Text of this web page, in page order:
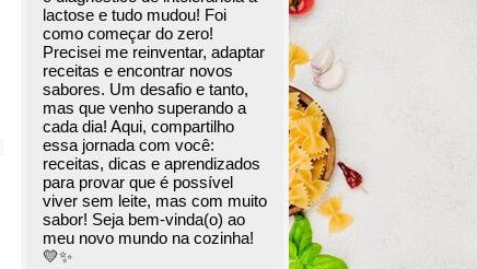
lactose e tudo mudou! Foi
como começar do zero!
Precisei me reinventar, adaptar
receitas e encontrar novos
sabores. Um desafio e tanto,
mas que venho superando a
cada dia! Aqui, compartilho
essa jornada com você:
receitas, dicas e aprendizados
para provar que é possível
viver sem leite, mas com muito
sabor! Seja bem-vinda(o) ao
meu novo mundo na cozinha!
💛✨